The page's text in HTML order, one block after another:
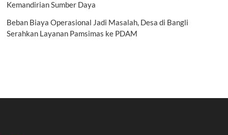
Kemandirian Sumber Daya
Beban Biaya Operasional Jadi Masalah, Desa di Bangli
Serahkan Layanan Pamsimas ke PDAM